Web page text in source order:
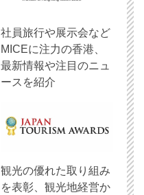
社員旅行や展示会など
MICEに注力の香港、
最新情報や注目のニュ
ースを紹介
観光の優れた取り組み
を表彰、観光地経営か